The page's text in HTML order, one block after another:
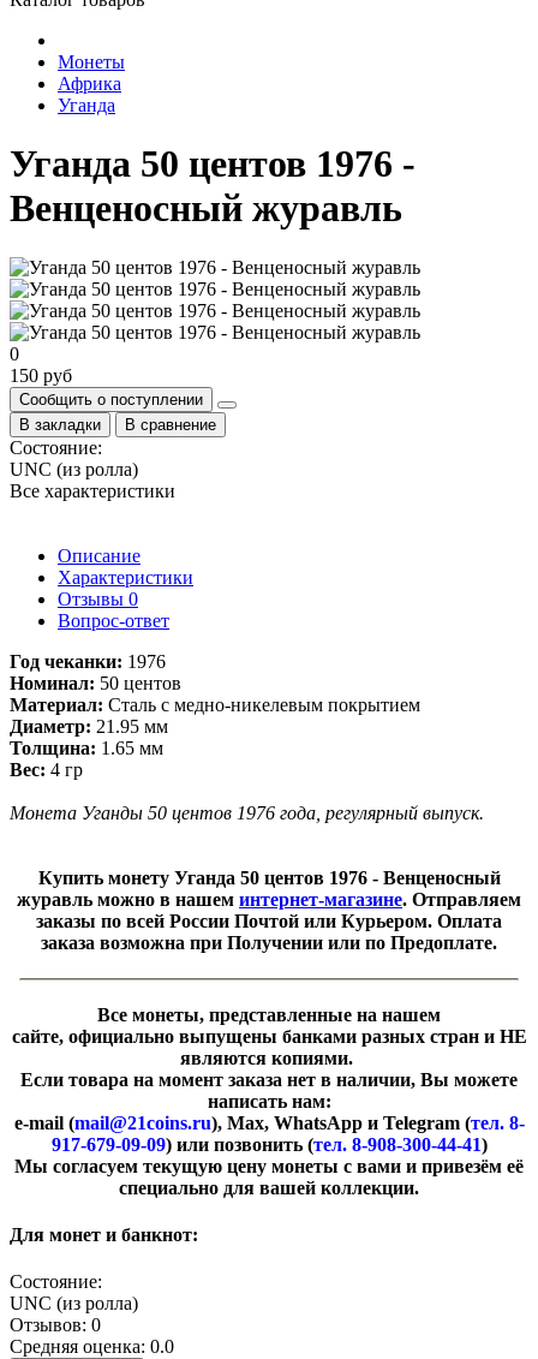
Монеты
Африка
Уганда
Уганда 50 центов 1976 -
Венценосный журавль
0
150 руб
Сообщить о поступлении
В закладки
В сравнение
Состояние:
UNC (из ролла)
Все характеристики
Описание
Характеристики
Отзывы 0
Вопрос-ответ
​Год чеканки: 1976
Номинал: 50 центов
Материал: Сталь с медно-никелевым покрытием
Диаметр: 21.95 мм
Толщина: 1.65 мм
Вес: 4 гр
Монета Уганды 50 центов 1976 года, регулярный выпуск.
Купить монету Уганда 50 центов 1976 - Венценосный
журавль можно в нашем интернет-магазине. Отправляем
заказы по всей России Почтой или Курьером. Оплата
заказа возможна при Получении или по Предоплате.
Все монеты, представленные на нашем
сайте, официально выпущены банками разных стран и НЕ
являются копиями.
Если товара на момент заказа нет в наличии, Вы можете
написать нам:
e-mail (mail@21coins.ru), Max, WhatsApp и Telegram (тел. 8-
917-679-09-09) или позвонить (тел. 8-908-300-44-41)
​Мы согласуем текущую цену монеты с вами и привезём её
специально для вашей коллекции.
Для монет и банкнот:
Состояние:
UNC (из ролла)
Отзывов: 0
Средняя оценка: 0.0